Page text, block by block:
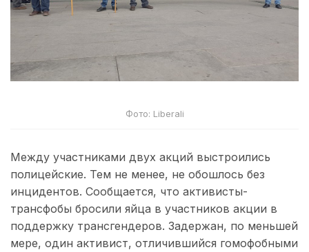
Фото: Liberali
Между участниками двух акций выстроились
полицейские. Тем не менее, не обошлось без
инцидентов. Сообщается, что активисты-
трансфобы бросили яйца в участников акции в
поддержку трансгендеров. Задержан, по меньшей
мере, один активист, отличившийся гомофобными